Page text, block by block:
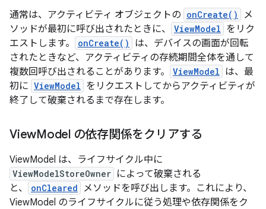
通常は、アクティビティ オブジェクトの onCreate()
メ
ソッドが最初に呼び出されたときに、
ViewModel をリク
エストします。
onCreate()
は、デバイスの画面が回転
されたときなど、アクティビティの存続期間全体を通して
複数回呼び出されることがあります。
ViewModel は、最
初に ViewModel をリクエストしてからアクティビティが
終了して破棄されるまで存在します。
ViewModel の依存関係をクリアする
ViewModel は、ライフサイクル中に
ViewModelStoreOwner によって破棄される
と、
onCleared
メソッドを呼び出します。これにより、
ViewModel のライフサイクルに従う処理や依存関係をク